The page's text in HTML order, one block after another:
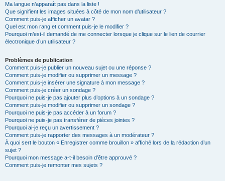
Ma langue n’apparaît pas dans la liste !
Que signifient les images situées à côté de mon nom d’utilisateur ?
Comment puis-je afficher un avatar ?
Quel est mon rang et comment puis-je le modifier ?
Pourquoi m’est-il demandé de me connecter lorsque je clique sur le lien de courrier
électronique d’un utilisateur ?
Problèmes de publication
Comment puis-je publier un nouveau sujet ou une réponse ?
Comment puis-je modifier ou supprimer un message ?
Comment puis-je insérer une signature à mon message ?
Comment puis-je créer un sondage ?
Pourquoi ne puis-je pas ajouter plus d’options à un sondage ?
Comment puis-je modifier ou supprimer un sondage ?
Pourquoi ne puis-je pas accéder à un forum ?
Pourquoi ne puis-je pas transférer de pièces jointes ?
Pourquoi ai-je reçu un avertissement ?
Comment puis-je rapporter des messages à un modérateur ?
À quoi sert le bouton « Enregistrer comme brouillon » affiché lors de la rédaction d’un
sujet ?
Pourquoi mon message a-t-il besoin d’être approuvé ?
Comment puis-je remonter mes sujets ?